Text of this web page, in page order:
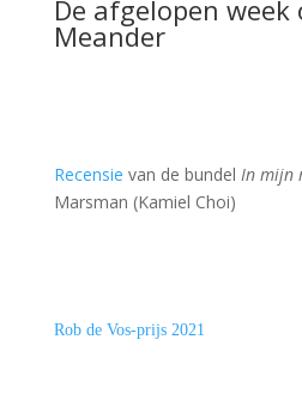
De afgelopen week
Meander
Recensie van de bundel In mijn
Marsman (Kamiel Choi)
Rob de Vos-prijs 2021